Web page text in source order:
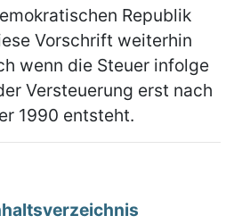
Republik
Vorschrift weiterhin
wenn die Steuer infolge
Versteuerung erst nach
1990 entsteht.